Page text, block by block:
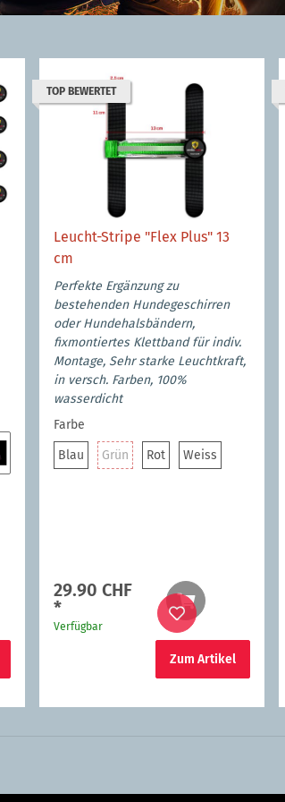
TOP BEWERTET
Leucht-Stripe "Flex Plus" 13
cm
Perfekte Ergänzung zu
bestehenden Hundegeschirren
oder Hundehalsbändern,
fixmontiertes Klettband für indiv.
Montage, Sehr starke Leuchtkraft,
in versch. Farben, 100%
wasserdicht
Farbe
Blau BlauGrün GrünRotRotWeiss
29.90 CHF
*
Verfügbar
Zum Artikel